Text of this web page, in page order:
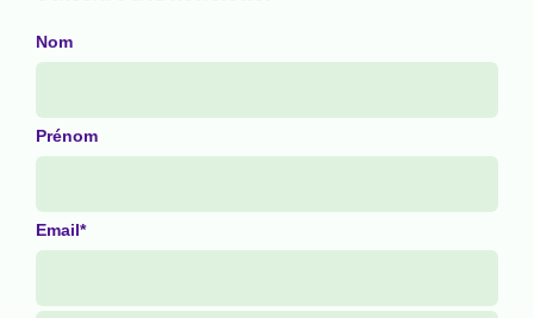
Nom
Prénom
Email*